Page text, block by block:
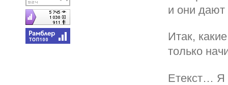
и они дают
Итак,
только
Етекст… Я